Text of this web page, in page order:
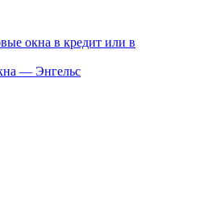
окна в кредит или в
— Энгельс